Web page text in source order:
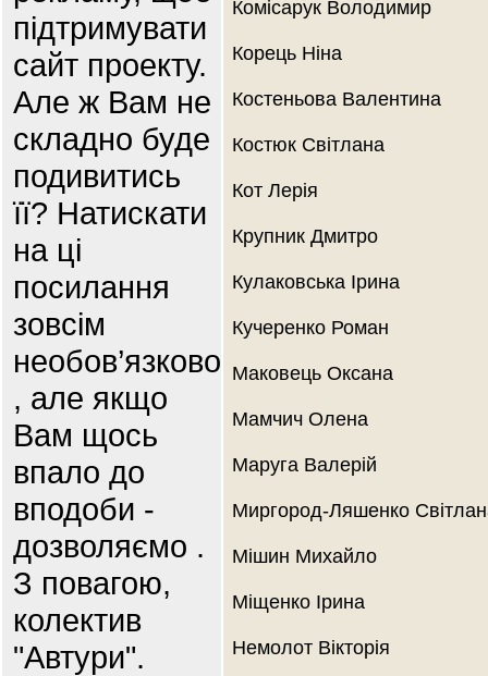
підтримувати
сайт проекту.
Але ж Вам не
складно буде
подивитись
її? Натискати
на ці
посилання
зовсім
необов’язково
, але якщо
Вам щось
впало до
вподоби -
дозволяємо .
З повагою,
колектив
"Автури".
Комісарук Володимир
Корець Ніна
Костеньова Валентина
Костюк Світлана
Кот Лерія
Крупник Дмитро
Кулаковська Ірина
Кучеренко Роман
Маковець Оксана
Мамчич Олена
Маруга Валерій
Миргород-Ляшенко
Мішин Михайло
Міщенко Ірина
Немолот Вікторія